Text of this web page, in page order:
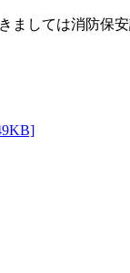
しては消防保安